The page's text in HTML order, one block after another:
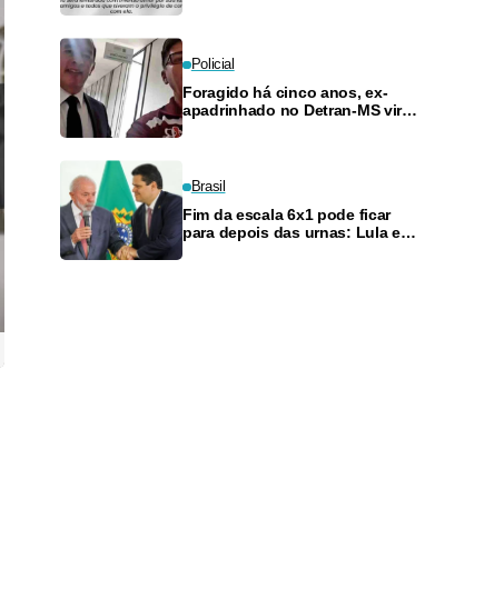
Policial
Foragido há cinco anos, ex-
apadrinhado no Detran-MS vira
Brasil
Fim da escala 6x1 pode ficar
para depois das urnas: Lula e